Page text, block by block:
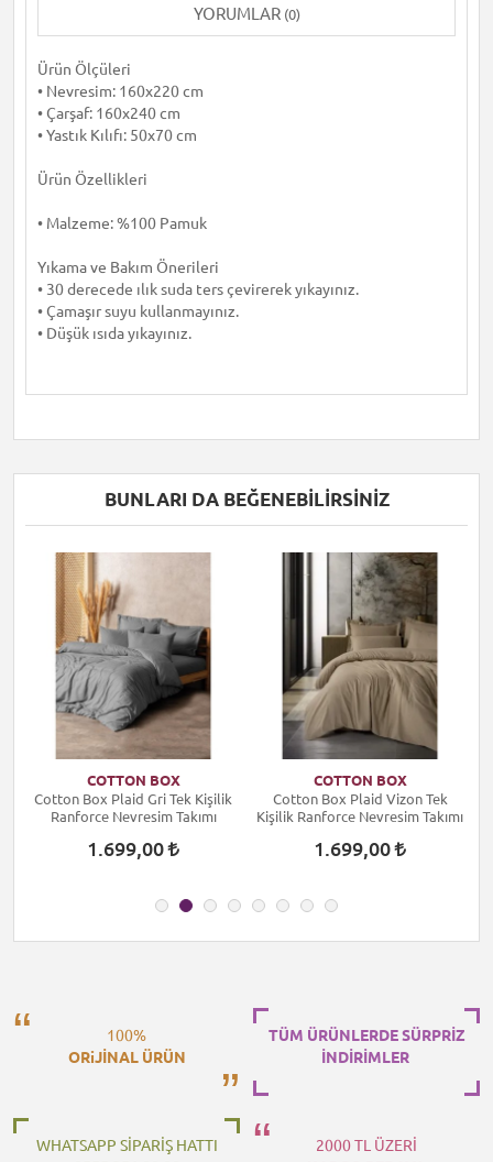
YORUMLAR (0)
Ürün Ölçüleri
• Nevresim: 160x220 cm
• Çarşaf: 160x240 cm
• Yastık Kılıfı: 50x70 cm
Ürün Özellikleri
• Malzeme: %100 Pamuk
Yıkama ve Bakım Önerileri
• 30 derecede ılık suda ters çevirerek yıkayınız.
• Çamaşır suyu kullanmayınız.
• Düşük ısıda yıkayınız.
BUNLARI DA BEĞENEBILIRSINIZ
COTTON BOX
Cotton Box Plaid Gri Tek Kişilik
Ranforce Nevresim Takımı
1.699,00
COTTON BOX
Cotton Box Plaid Vizon Tek
Kişilik Ranforce Nevresim Takımı
1.699,00
100%
ORiJİNAL ÜRÜN
TÜM ÜRÜNLERDE SÜRPRİZ
İNDİRİMLER
WHATSAPP SİPARİŞ HATTI
2000 TL ÜZERİ